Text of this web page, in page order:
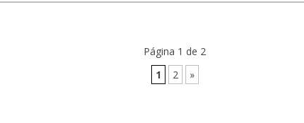
Página 1 de 2
1
2 »